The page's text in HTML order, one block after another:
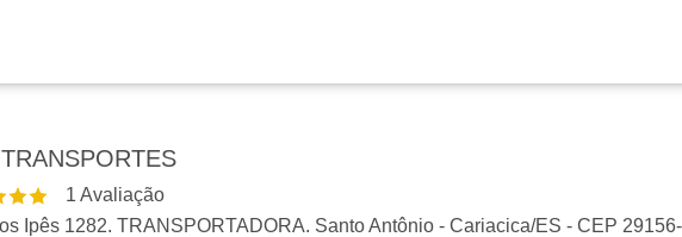
1 Avaliação
Ipês 1282. TRANSPORTADORA. Santo Antônio - Cariacica/ES - CEP